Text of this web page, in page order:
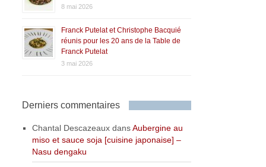
8 mai 2026
Franck Putelat et Christophe Bacquié
réunis pour les 20 ans de la Table de
Franck Putelat
3 mai 2026
Derniers commentaires
Chantal Descazeaux dansAubergine au
miso et sauce soja [cuisine japonaise] –
Nasu dengaku